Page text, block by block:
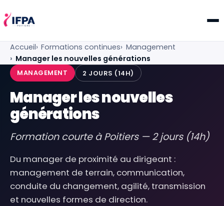
IFPA Poitiers — Centre de formation professionnelle
Accueil Formations continues Management
Manager les nouvelles générations
MANAGEMENT 2 JOURS (14H)
Manager les nouvelles
générations
Formation courte à Poitiers — 2 jours (14h)
Du manager de proximité au dirigeant :
management de terrain, communication,
conduite du changement, agilité, transmission
et nouvelles formes de direction.